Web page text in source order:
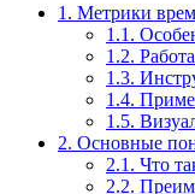
1. Метрики
1.1.
1.2.
1.3.
1.4.
1.5.
2. Основные
2.1. Что
2.2.